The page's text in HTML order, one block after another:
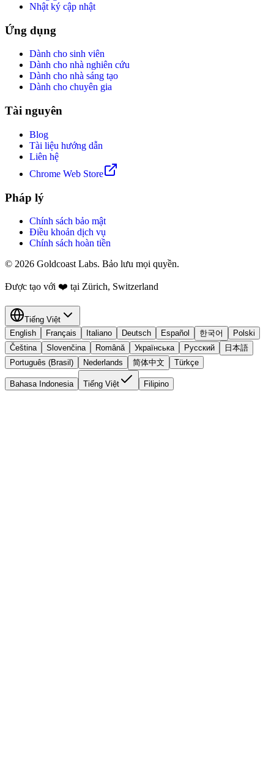
Nhật ký cập nhật
Ứng dụng
Dành cho sinh viên
Dành cho nhà nghiên cứu
Dành cho nhà sáng tạo
Dành cho chuyên gia
Tài nguyên
Blog
Tài liệu hướng dẫn
Liên hệ
Chrome Web Store
Pháp lý
Chính sách bảo mật
Điều khoản dịch vụ
Chính sách hoàn tiền
© 2026 Goldcoast Labs. Bảo lưu mọi quyền.
Được tạo với ❤️ tại Zürich, Switzerland
Tiếng Việt
English
Français Italiano Deutsch Español 한국어
Polski
Čeština
Slovenčina Română Українська Русский
日本語
Português (Brasil)
Nederlands 简体中文 Türkçe
Bahasa Indonesia Tiếng Việt Filipino